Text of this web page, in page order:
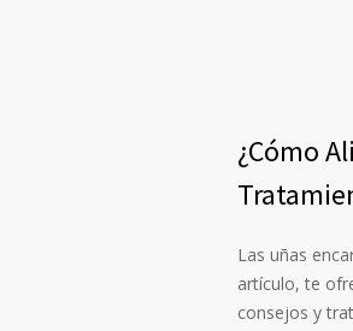
¿Cómo
Las uñas
artículo, te
consejos y